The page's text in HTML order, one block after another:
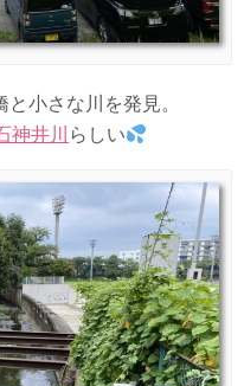
小さな川を発見。
神井川 らしい